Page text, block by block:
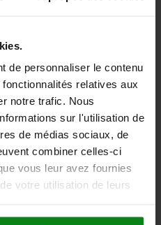
de personnaliser le contenu
relatives aux
notre trafic. Nous
sur l'utilisation de
de médias sociaux, de
combiner celles-ci
vous leur avez fournies
votre utilisation de leurs
DÉTAILS